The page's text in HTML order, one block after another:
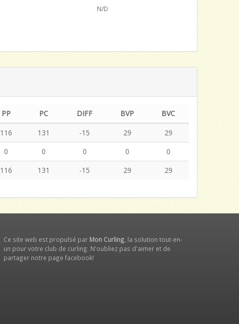
N/D
PP PC DIFF BVP
BVC
116 131 -15 29
29
0 0 0 0
0
116 131 -15 29 29
Ce site web est propulsé par Mon Curling, la solution tout-en-
un pour votre club de curling. N'oubliez pas d'aimer et de
partager notre page facebook!